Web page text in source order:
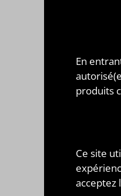
la marque
125ml,
LA
La
concerne
aussi
En
produits
Ce site
acceptez